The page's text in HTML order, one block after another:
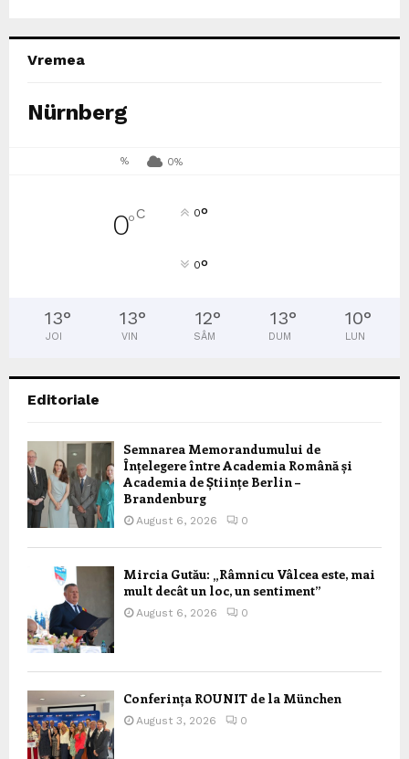
Vremea
Nürnberg
% 0%
0°C 0°
0°
13°
JOI
13°
VIN
12°
SÂM
13°
DUM
10°
LUN
Editoriale
Semnarea Memorandumului de
Înțelegere între Academia Română și
Academia de Științe Berlin –
Brandenburg
August 6, 2026 0
Mircia Gutău: „Râmnicu Vâlcea este, mai
mult decât un loc, un sentiment”
August 6, 2026 0
Conferința ROUNIT de la München
August 3, 2026 0